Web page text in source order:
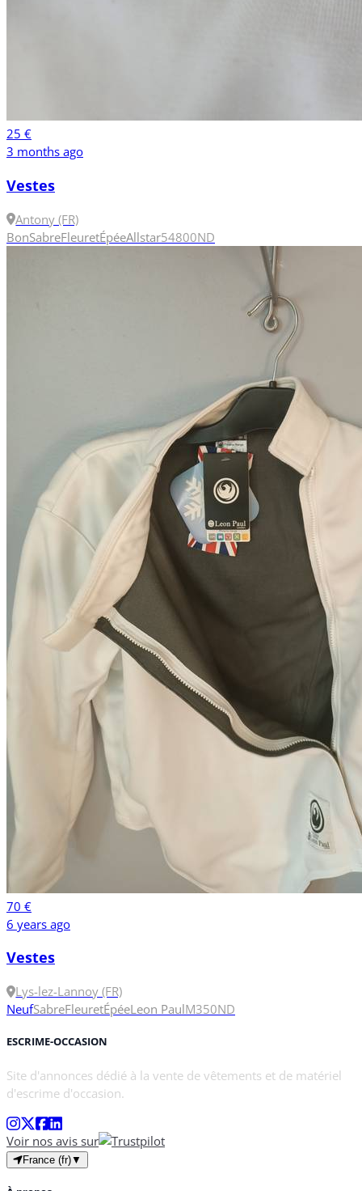
25 €
3 months ago
Vestes
Antony (FR)
BonSabreFleuretÉpéeAllstar54800ND
70 €
6 years ago
Vestes
Lys-lez-Lannoy (FR)
NeufSabreFleuretÉpéeLeon PaulM350ND
ESCRIME-OCCASION
Site d'annonces dédié à la vente de vêtements et de matériel
d'escrime d'occasion.
Voir nos avis sur
France (fr)▼